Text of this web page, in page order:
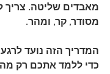
מאבדים שליטה. צריך
מסודר, קר, ומהר.
המדריך הזה נועד
כדי ללמד אתכם רק